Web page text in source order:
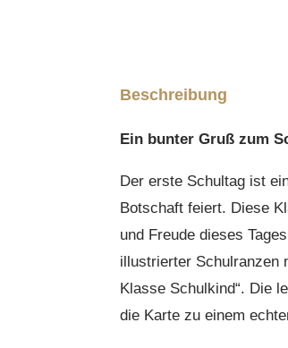
Beschreibung
Ein bunter Gruß zum
Der erste Schultag ist
Botschaft feiert. Diese
und Freude dieses
illustrierter Schulranzen
Klasse Schulkind“. Die
die Karte zu einem